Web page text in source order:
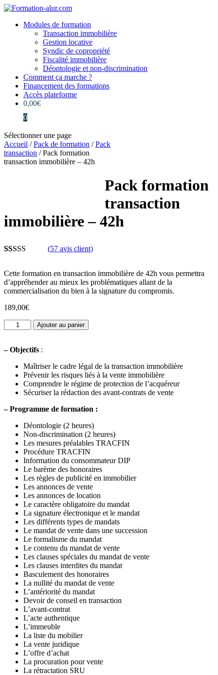
Modules de formation
Transaction immobilière
Gestion locative
Syndic de copropriété
Fiscalité immobilière
Déontologie et non-discrimination
Comment ça marche ?
Financement des formations
Accès plateforme
0,00€
0
Sélectionner une page
Accueil /Pack de formation /Pack
transaction / Pack formation
transaction immobilière – 42h
Pack formation
transaction
immobilière – 42h
surnotations
client
(57 avis client)
Cette formation en transaction immobilière de 42h vous permettra
d’appréhender au mieux les problématiques allant de la
commercialisation du bien à la signature du compromis.
189,00€
quantité
de
formation
immobilière
Ajouter au panier
– Objectifs :
Maîtriser le cadre légal de la transaction immobilière
Prévenir les risques liés à la vente immobilière
Comprendre le régime de protection de l’acquéreur
Sécuriser la rédaction des avant-contrats de vente
–Programme de formation :
Déontologie (2 heures)
Non-discrimination (2 heures)
Les mesures préalables TRACFIN
Procédure TRACFIN
Information du consommateur DIP
Le barème des honoraires
Les règles de publicité en immobilier
Les annonces de vente
Les annonces de location
Le caractère obligatoire du mandat
La signature électronique et le mandat
Les différents types de mandats
Le mandat de vente dans une succession
Le formalisme du mandat
Le contenu du mandat de vente
Les clauses spéciales du mandat de vente
Les clauses interdites du mandat
Basculement des honoraires
La nullité du mandat de vente
L’antériorité du mandat
Devoir de conseil en transaction
L’avant-contrat
L’acte authentique
L’immeuble
La liste du mobilier
La vente juridique
L’offre d’achat
La procuration pour vente
La rétractation SRU